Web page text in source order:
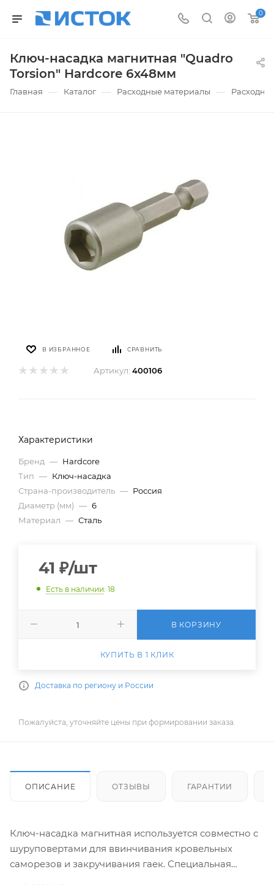
0
Ключ-насадка магнитная "Quadro
Torsion" Hardcore 6х48мм
Главная — Каталог — Расходные материалы —
В ИЗБРАННОЕ СРАВНИТЬ
Артикул: 400106
Характеристики
Бренд — Hardcore
Тип — Ключ-насадка
Страна-производитель — Россия
Диаметр (мм) — 6
Материал — Сталь
41 ₽/шт
Есть в наличии: 18
В КОРЗИНУ
КУПИТЬ В 1 КЛИК
Доставка по региону и России
Пожалуйста, уточняйте цены при формировании заказа.
ОПИСАНИЕ ОТЗЫВЫ ГАРАНТИИ
Ключ-насадка магнитная используется совместно с
шуруповертами для ввинчивания кровельных
саморезов и закручивания гаек. Специальная